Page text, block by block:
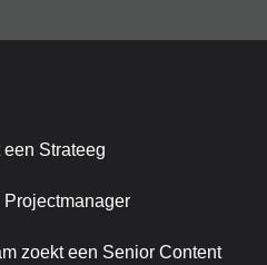
Strateeg
zoekt een Senior Content